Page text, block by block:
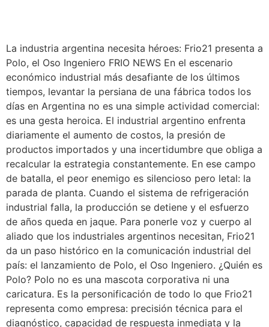
La industria argentina necesita héroes: Frio21 presenta a
Polo, el Oso Ingeniero FRIO NEWS En el escenario
económico industrial más desafiante de los últimos
tiempos, levantar la persiana de una fábrica todos los
días en Argentina no es una simple actividad comercial:
es una gesta heroica. El industrial argentino enfrenta
diariamente el aumento de costos, la presión de
productos importados y una incertidumbre que obliga a
recalcular la estrategia constantemente. En ese campo
de batalla, el peor enemigo es silencioso pero letal: la
parada de planta. Cuando el sistema de refrigeración
industrial falla, la producción se detiene y el esfuerzo
de años queda en jaque. Para ponerle voz y cuerpo al
aliado que los industriales argentinos necesitan, Frio21
da un paso histórico en la comunicación industrial del
país: el lanzamiento de Polo, el Oso Ingeniero. ¿Quién es
Polo? Polo no es una mascota corporativa ni una
caricatura. Es la personificación de todo lo que Frio21
representa como empresa: precisión técnica para el
diagnóstico, capacidad de respuesta inmediata y la